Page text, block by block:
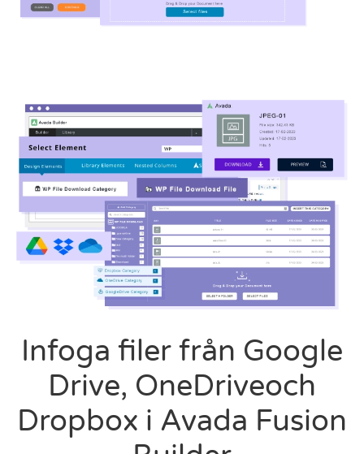
Infoga filer från Google
Drive, OneDriveoch
Dropbox i Avada Fusion